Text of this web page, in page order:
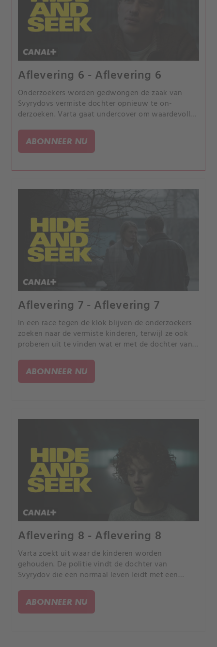
Aflevering 6 - Aflevering 6
Onderzoekers worden gedwongen de zaak van
Svyrydovs vermiste dochter opnieuw te on-
derzoeken. Varta gaat undercover om waardevolle
ABONNEER NU
Aflevering 7 - Aflevering 7
In een race tegen de klok blijven de onderzoekers
zoeken naar de vermiste kinderen, terwijl ze ook
proberen uit te vinden wat er met de dochter van
licht gebracht en oude wonden worden
blootgelegd.
ABONNEER NU
Aflevering 8 - Aflevering 8
Varta zoekt uit waar de kinderen worden
gehouden. De politie vindt de dochter van
Svyrydov die een normaal leven leidt met een
met een moeilijke keuze.
ABONNEER NU